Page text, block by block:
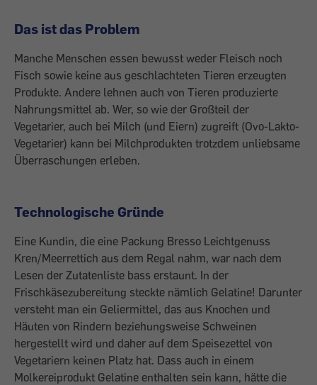
Das ist das Problem
Manche Menschen essen bewusst weder Fleisch noch
Fisch sowie keine aus geschlachteten Tieren erzeugten
Produkte. Andere lehnen auch von Tieren produzierte
Nahrungsmittel ab. Wer, so wie der Großteil der
Vegetarier, auch bei Milch (und Eiern) zugreift (Ovo-Lakto-
Vegetarier) kann bei Milchprodukten trotzdem unliebsame
Überraschungen erleben.
Technologische Gründe
Eine Kundin, die eine Packung Bresso Leichtgenuss
Kren/Meerrettich aus dem Regal nahm, war nach dem
Lesen der Zutatenliste bass erstaunt. In der
Frischkäsezubereitung steckte nämlich Gelatine! Darunter
versteht man ein Geliermittel, das aus Knochen und
Häuten von Rindern beziehungsweise Schweinen
hergestellt wird und daher auf dem Speisezettel von
Vegetariern keinen Platz hat. Dass auch in einem
Molkereiprodukt Gelatine enthalten sein kann, hätte die